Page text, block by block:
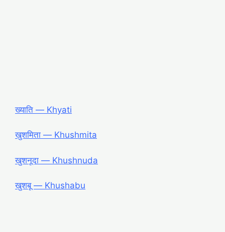
ख्याति ― Khyati
खुशमिता ― Khushmita
खुशनूदा ― Khushnuda
खुशबू ― Khushabu